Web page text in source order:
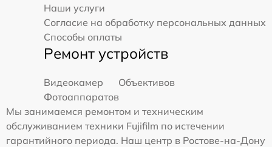
Наши услуги
Согласие на обработку персональных данных
Способы оплаты
Ремонт устройств
Видеокамер
Объективов
Фотоаппаратов
Мы занимаемся ремонтом и техническим
обслуживанием техники Fujifilm по истечении
гарантийного периода. Наш центр в Ростове-на-Дону